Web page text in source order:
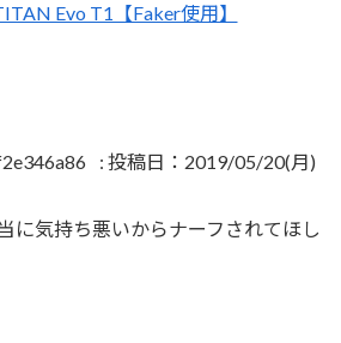
Evo T1【Faker使用】
: 投稿日：2019/05/20(月)
に気持ち悪いからナーフされてほし